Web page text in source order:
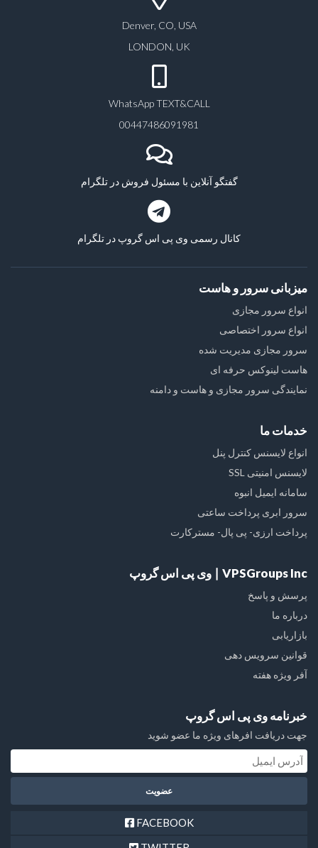
Denver, CO, USA
LONDON, UK
WhatsApp TEXT&CALL
00447486091981
گفتگو آنلاین با مسئول فروش در تلگرام
کانال رسمی وی پی اس گروپ در تلگرام
میزبانی سرور و هاست
انواع سرور مجازی
انواع سرور اختصاصی
سرور مجازی مدیریت شده
هاست لینوکس حرفه ای
نمایندگی سرور مجازی و هاست و دامنه
خدمات ما
انواع لایسنس کنترل پنل
لایسنس امنیتی SSL
سامانه ایمیل انبوه
سرور ابری پرداخت ساعتی
پرداخت ارزی- پی پال- مسترکارت
VPSGroups Inc ∣ وی پی اس گروپ
پرسش و پاسخ
درباره ما
بازاریابی
قوانین سرویس دهی
آفر ویژه هفته
خبرنامه وی پی اس گروپ
جهت دریافت افرهای ویژه ما عضو شوید
FACEBOOK